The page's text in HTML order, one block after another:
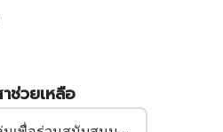
ช่วยเหลือ